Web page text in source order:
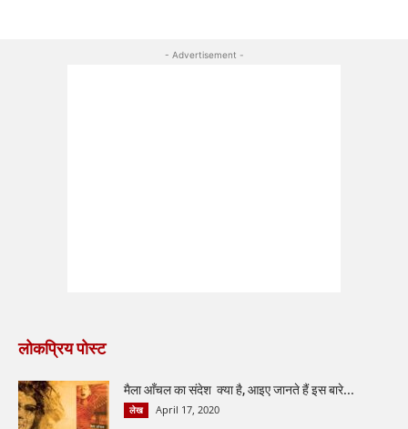
- Advertisement -
लोकप्रिय पोस्ट
मैला आँचल का संदेश क्या है, आइए जानते हैं इस बारे...
लेख April 17, 2020